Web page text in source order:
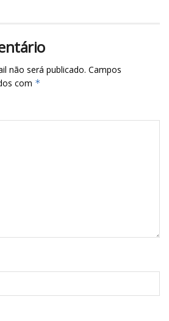
não será publicado. Campos
com *